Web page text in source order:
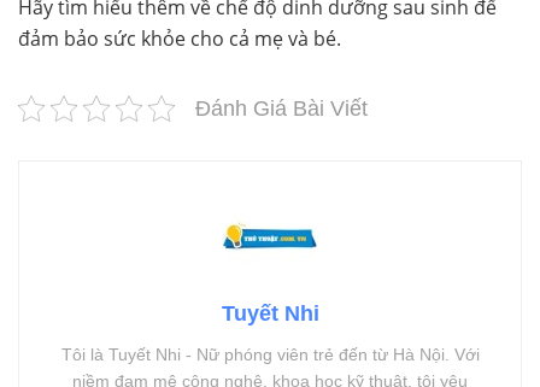
Hãy tìm hiểu thêm về chế độ dinh dưỡng sau sinh để
đảm bảo sức khỏe cho cả mẹ và bé.
Đánh Giá Bài Viết
Tuyết Nhi
Tôi là Tuyết Nhi - Nữ phóng viên trẻ đến từ Hà Nội. Với
niềm đam mê công nghệ, khoa học kỹ thuật, tôi yêu